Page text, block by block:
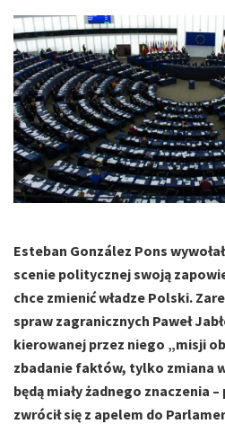
Esteban González Pons
scenie politycznej swoją
chce zmienić władze Polski.
spraw zagranicznych Paweł
kierowanej przez niego „misji
zbadanie faktów, tylko zmiana
będą miały żadnego znaczenia
zwrócił się z apelem do